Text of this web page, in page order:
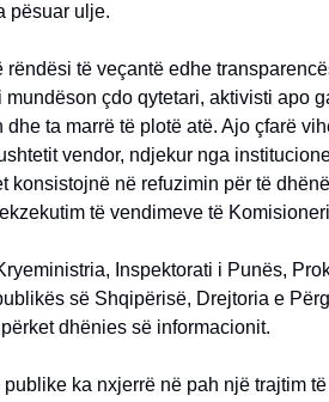
pësuar ulje.
rëndësi të veçantë edhe
çdo qytetari, aktivisti apo
ta marrë të plotë atë. Ajo çfarë
vendor, ndjekur nga
konsistojnë në refuzimin për të
të vendimeve të
Inspektorati i Punës,
së Shqipërisë, Drejtoria e
dhënies së informacionit.
ka nxjerrë në pah një trajtim